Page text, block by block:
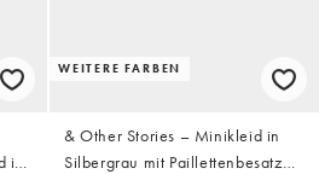
in
WEITERE FARBEN
& Other Stories – Minikleid in
Silbergrau mit Paillettenbesatz